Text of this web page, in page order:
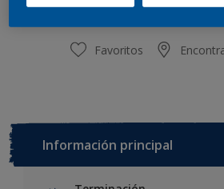
Favoritos
Información principal